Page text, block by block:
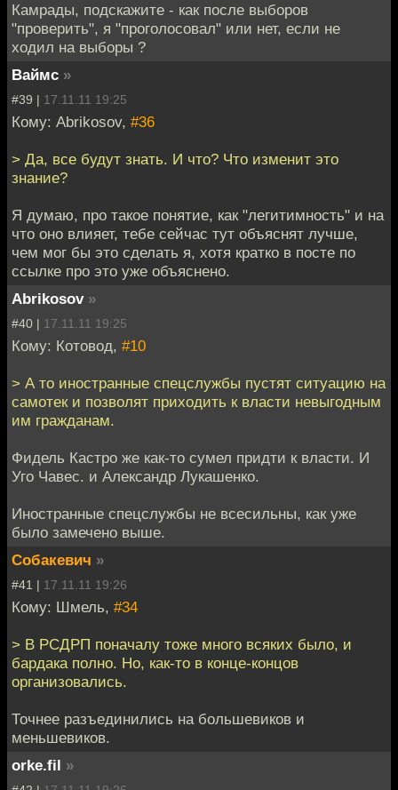
Камрады, подскажите - как после выборов
"проверить", я "проголосовал" или нет, если не
ходил на выборы ?
Ваймс »
#39 | 17.11.11 19:25
Кому: Abrikosov, #36
> Да, все будут знать. И что? Что изменит это
знание?
Я думаю, про такое понятие, как "легитимность" и на
что оно влияет, тебе сейчас тут объяснят лучше,
чем мог бы это сделать я, хотя кратко в посте по
ссылке про это уже объяснено.
Abrikosov »
#40 | 17.11.11 19:25
Кому: Котовод, #10
> А то иностранные спецслужбы пустят ситуацию на
самотек и позволят приходить к власти невыгодным
им гражданам.
Фидель Кастро же как-то сумел придти к власти. И
Уго Чавес. и Александр Лукашенко.
Иностранные спецслужбы не всесильны, как уже
было замечено выше.
Собакевич »
#41 | 17.11.11 19:26
Кому: Шмель, #34
> В РСДРП поначалу тоже много всяких было, и
бардака полно. Но, как-то в конце-концов
организовались.
Точнее разъединились на большевиков и
меньшевиков.
orke.fil »